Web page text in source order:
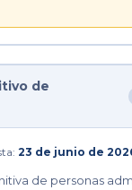
de
23 de junio de
de personas